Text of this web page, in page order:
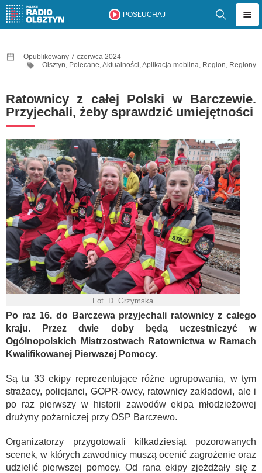
POSŁUCHAJ
Opublikowany 7 czerwca 2024
Olsztyn, Polecane,Aktualności,Aplikacja mobilna, Region, Regiony
Ratownicy z całej Polski w Barczewie.
Przyjechali, żeby sprawdzić umiejętności
Fot. D. Grzymska
Po raz 16. do Barczewa przyjechali ratownicy z całego
kraju. Przez dwie doby będą uczestniczyć w
Ogólnopolskich Mistrzostwach Ratownictwa w Ramach
Kwalifikowanej Pierwszej Pomocy.
Są tu 33 ekipy reprezentujące różne ugrupowania, w tym
strażacy, policjanci, GOPR-owcy, ratownicy zakładowi, ale i
po raz pierwszy w historii zawodów ekipa młodzieżowej
drużyny pożarniczej przy OSP Barczewo.
Organizatorzy przygotowali kilkadziesiąt pozorowanych
scenek, w których zawodnicy muszą ocenić zagrożenie oraz
udzielić pierwszej pomocy. Od rana ekipy zjeżdżały się z